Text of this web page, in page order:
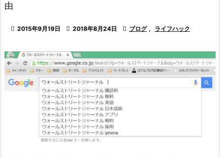
由
 2015年9月19日  2018年8月24日  ブログ , ライフハック